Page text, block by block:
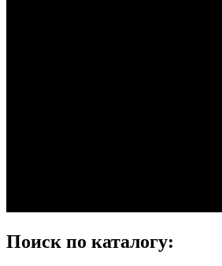
Поиск по каталогу: